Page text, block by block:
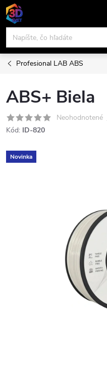
Prejsť
na
obsah
Profesional LAB ABS
ABS+ Biela
Neohodnotené
Kód: ID-820
Novinka